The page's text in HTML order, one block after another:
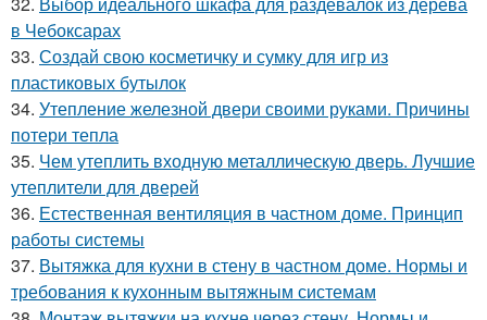
в Чебоксарах
33. Создай свою косметичку и сумку для игр из
пластиковых бутылок
34. Утепление железной двери своими руками. Причины
потери тепла
35. Чем утеплить входную металлическую дверь. Лучшие
утеплители для дверей
36. Естественная вентиляция в частном доме. Принцип
работы системы
37. Вытяжка для кухни в стену в частном доме. Нормы и
требования к кухонным вытяжным системам